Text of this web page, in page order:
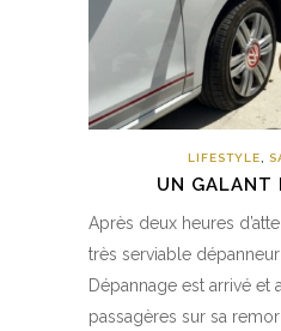
LIFESTYLE
UN GALANT
Après deux heures
très serviable
Dépannage est arrivé et
passagères sur sa